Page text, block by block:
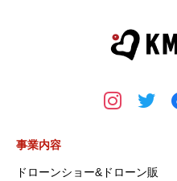
事業内容
ドローンショー&ドローン販